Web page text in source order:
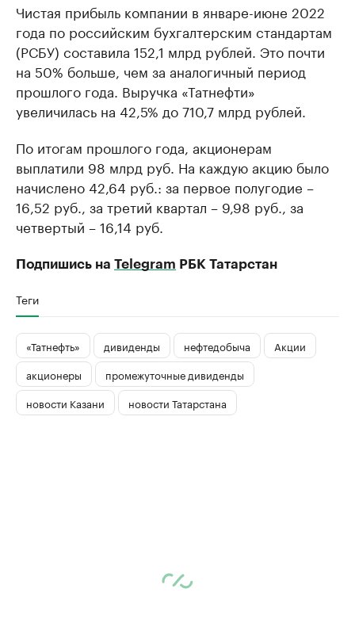
Чистая прибыль компании в январе-июне 2022
года по российским бухгалтерским стандартам
(РСБУ) составила 152,1 млрд рублей. Это почти
на 50% больше, чем за аналогичный период
прошлого года. Выручка «Татнефти»
увеличилась на 42,5% до 710,7 млрд рублей.
По итогам прошлого года, акционерам
выплатили 98 млрд руб. На каждую акцию было
начислено 42,64 руб.: за первое полугодие –
16,52 руб., за третий квартал – 9,98 руб., за
четвертый – 16,14 руб.
Подпишись на Telegram РБК Татарстан
Теги
«Татнефть» дивиденды нефтедобыча
Акции
акционеры
промежуточные дивиденды
новости Казани
новости Татарстана